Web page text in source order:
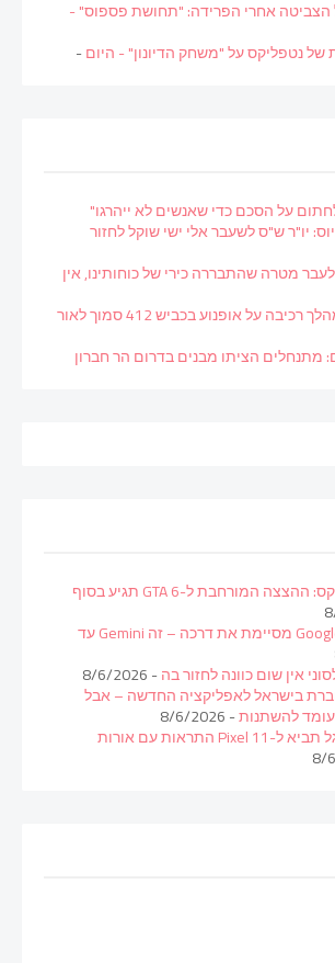
הצביטה אחרי הפרידה: "תחושת פספוס" -
נטפליקס על "משחק הדיונון" - היום-
על הסכם כדי שאנשים לא ייהרגו"
יו"ר ש"ס לשעבר אלי ישי שוקל לחזור
מטרה שהתבררה כירי של כוחותינו, אין
גבר נפצע קשה במהלך רכיבה על אופנוע בכביש 412 סמוך לאור
מתנחלים הציתו מבנים בדרום הר חברון
בבלעדיות בנטפליקס: ההצצה המורחבת ל-GTA 6 תגיע בסוף
רשמי: Google Assistant מסיימת את דרכה – זה Gemini עד
אין שום כוונה לחזור בה- 8/6/2026
בישראל לאפליקציה החדשה – אבל
להשתנות- 8/6/2026
לא רק Nothing: גוגל תביא ל-Pixel 11 התראות עם אורות